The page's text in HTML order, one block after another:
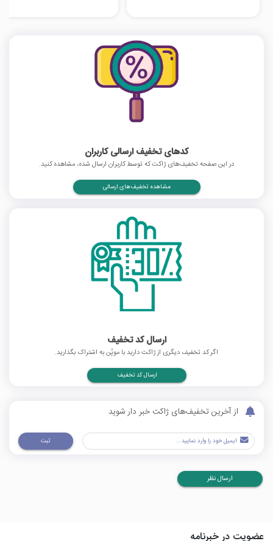
کدهای تخفیف ارسالی کاربران
در این صفحه تخفیف‌های ژاکت که توسط کاربران ارسال شده، مشاهده کنید.
مشاهده تخفیف‌های ارسالی
ارسال کد تخفیف
اگر کد تخفیف دیگری از ژاکت دارید با موپُن به اشتراک بگذارید.
ارسال کد تخفیف
از آخرین تخفیف‌های ژاکت خبر دار شوید
ثبت
ارسال نظر
عضویت در خبرنامه